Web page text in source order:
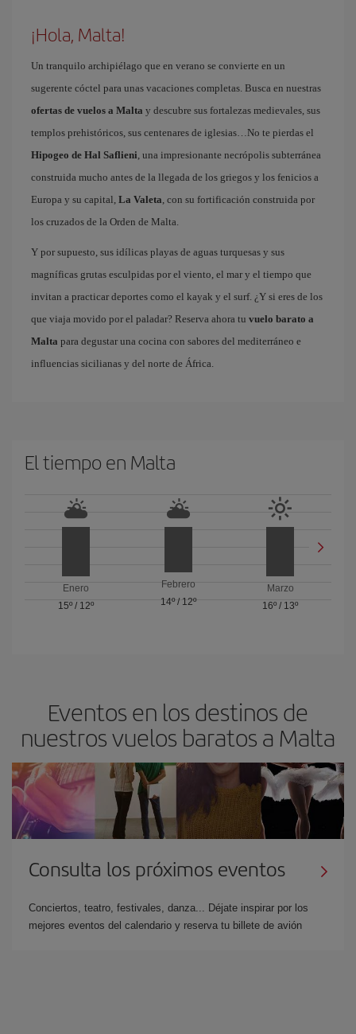
¡Hola, Malta!
Un tranquilo archipiélago que en verano se convierte en un
sugerente cóctel para unas vacaciones completas. Busca en nuestras
ofertas de vuelos a Malta y descubre sus fortalezas medievales, sus
templos prehistóricos, sus centenares de iglesias…No te pierdas el
Hipogeo de Hal Saflieni, una impresionante necrópolis subterránea
construida mucho antes de la llegada de los griegos y los fenicios a
Europa y su capital, La Valeta, con su fortificación construida por
los cruzados de la Orden de Malta.
Y por supuesto, sus idílicas playas de aguas turquesas y sus
magníficas grutas esculpidas por el viento, el mar y el tiempo que
invitan a practicar deportes como el kayak y el surf. ¿Y si eres de los
que viaja movido por el paladar? Reserva ahora tu vuelo barato a
Malta para degustar una cocina con sabores del mediterráneo e
influencias sicilianas y del norte de África.
El tiempo en Malta
Enero
15º/ 12º
Febrero
14º/ 12º
Marzo
16º / 13º
Eventos en los destinos de
nuestros vuelos baratos a Malta
Consulta los próximos eventos
Conciertos, teatro, festivales, danza... Déjate inspirar por los
mejores eventos del calendario y reserva tu billete de avión